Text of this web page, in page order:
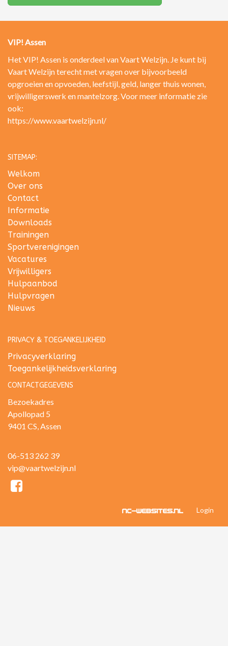
VIP! Assen
Het VIP! Assen is onderdeel van Vaart Welzijn. Je kunt bij
Vaart Welzijn terecht met vragen over bijvoorbeeld
opgroeien en opvoeden, leefstijl, geld, langer thuis wonen,
vrijwilligerswerk en mantelzorg. Voor meer informatie zie
ook:
https://www.vaartwelzijn.nl/
SITEMAP:
Welkom
Over ons
Contact
Informatie
Downloads
Trainingen
Sportverenigingen
Vacatures
Vrijwilligers
Hulpaanbod
Hulpvragen
Nieuws
PRIVACY & TOEGANKELIJKHEID
Privacyverklaring
Toegankelijkheidsverklaring
CONTACTGEGEVENS
Bezoekadres
Apollopad 5
9401 CS, Assen
06-513 262 39
vip@vaartwelzijn.nl
Login